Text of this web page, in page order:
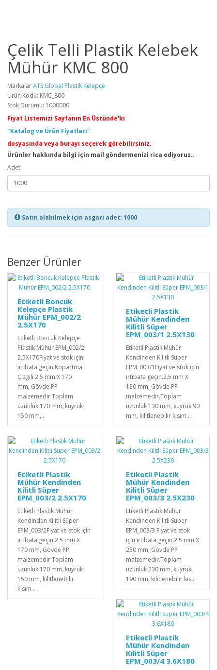
Çelik Telli Plastik Kelebek
Mühür KMC 800
MarkalarATS Global Plastik Kelepçe
Ürün Kodu: KMC_800
Stok Durumu: 1000000
Fiyat Listemizi Sayfanın En Üstünde'ki
"Katalog ve Ürün Fiyatları"
dosyasında veya burayı seçerek görebilirsiniz.
Ürünler hakkında bilgi için mail göndermenizi rica ediyoruz..
Adet
Satın alabilmek için asgari adet: 1000
Benzer Ürünler
Etiketli Boncuk
Kelepçe Plastik
Mühür EPM_002/2
2.5X170
Etiketli Boncuk Kelepçe
Plastik Mühür EPM_002/2
2.5X170Fiyat ve stok için
irtibata geçin.Kopartma
Çizgili 2.5 mm X 170
mm, Gövde PP
malzemedir.Toplam
uzunluk 170 mm, kuyruk
150 mm,..
Etiketli Plastik
Mühür Kendinden
Kilitli Süper
EPM_003/1 2.5X130
Etiketli Plastik Mühür
Kendinden Kilitli Süper
EPM_003/1Fiyat ve stok için
irtibata geçin.2.5 mm X
130 mm, Gövde PP
malzemedir.Toplam
uzunluk 130 mm, kuyruk 90
mm, kilitlenebilir kısım ..
Etiketli Plastik
Mühür Kendinden
Kilitli Süper
EPM_003/2 2.5X170
Etiketli Plastik Mühür
Kendinden Kilitli Süper
EPM_003/2Fiyat ve stok için
irtibata geçin.2.5 mm X
170 mm, Gövde PP
malzemedir.Toplam
uzunluk 170 mm, kuyruk
150 mm, kilitlenebilir
kısım ..
Etiketli Plastik
Mühür Kendinden
Kilitli Süper
EPM_003/3 2.5X230
Etiketli Plastik Mühür
Kendinden Kilitli Süper
EPM_003/3 Fiyat ve stok
için irtibata geçin.2.5 mm X
230 mm, Gövde PP
malzemedir.Toplam
uzunluk 230 mm, kuyruk
190 mm, kilitlenebilir kısı..
Etiketli Plastik
Mühür Kendinden
Kilitli Süper
EPM_003/4 3.6X180